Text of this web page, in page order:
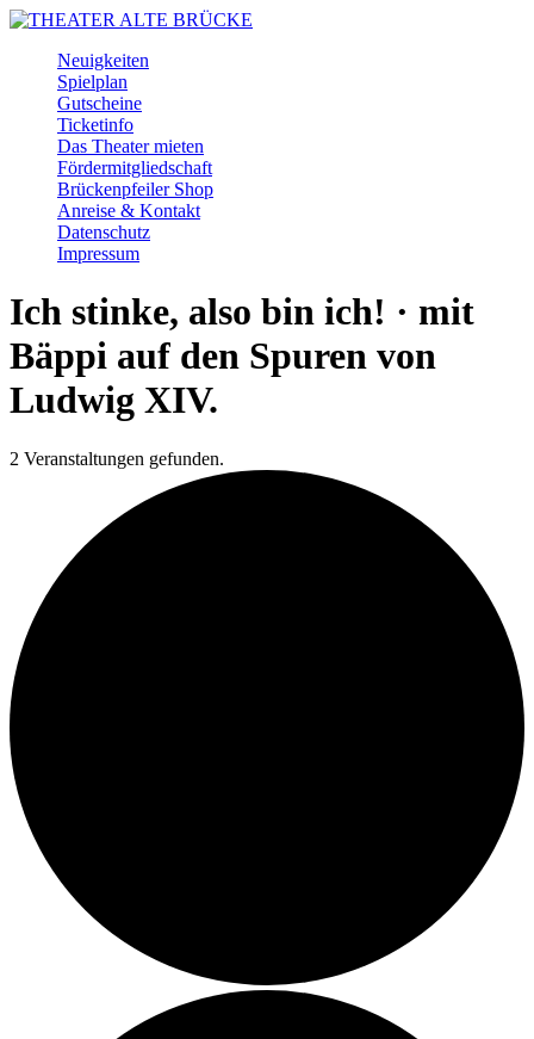
Skip
content
Neuigkeiten
Spielplan
Gutscheine
Ticketinfo
Das Theater mieten
Fördermitgliedschaft
Brückenpfeiler Shop
Anreise & Kontakt
Datenschutz
Impressum
Facebook
Instagram
Youtube
Ich stinke, also bin ich! · mit
Bäppi auf den Spuren von
Ludwig XIV.
2 Veranstaltungen gefunden.